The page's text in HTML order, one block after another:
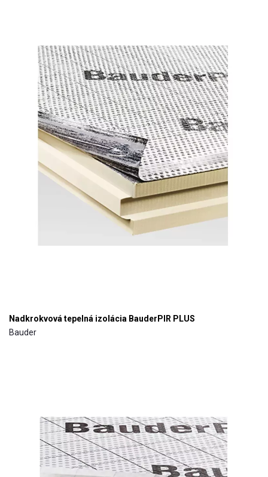
Nadkrokvová tepelná izolácia BauderPIR PLUS
Bauder